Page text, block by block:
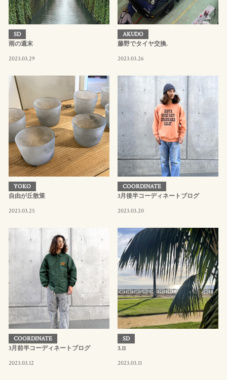
SD
雨の週末
2023.03.29
AKUDO
藤野でタイヤ交換.
2023.03.26
YOKO
自由が丘散策
2023.03.25
COORDINATE
3月後半コーディネートブログ
2023.03.20
COORDINATE
3月前半コーディネートブログ
2023.03.12
SD
3.11
2023.03.11